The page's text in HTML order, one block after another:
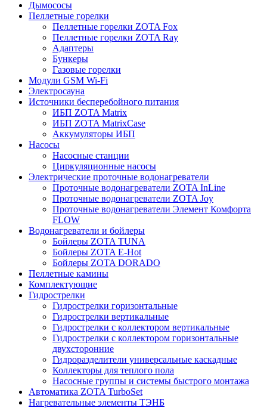
Дымососы
Пеллетные горелки
Пеллетные горелки ZOTA Fox
Пеллетные горелки ZOTA Ray
Адаптеры
Бункеры
Газовые горелки
Модули GSM Wi-Fi
Электросауна
Источники бесперебойного питания
ИБП ZOTA Matrix
ИБП ZOTA MatrixCase
Аккумуляторы ИБП
Насосы
Насосные станции
Циркуляционные насосы
Электрические проточные водонагреватели
Проточные водонагреватели ZOTA InLine
Проточные водонагреватели ZOTA Joy
Проточные водонагреватели Элемент Комфорта
FLOW
Водонагреватели и бойлеры
Бойлеры ZOTA TUNA
Бойлеры ZOTA E-Hot
Бойлеры ZOTA DORADO
Пеллетные камины
Комплектующие
Гидрострелки
Гидрострелки горизонтальные
Гидрострелки вертикальные
Гидрострелки с коллектором вертикальные
Гидрострелки с коллектором горизонтальные
двухсторонние
Гидроразделители универсальные каскадные
Коллекторы для теплого пола
Насосные группы и системы быстрого монтажа
Автоматика ZOTA TurboSet
Нагревательные элементы ТЭНБ